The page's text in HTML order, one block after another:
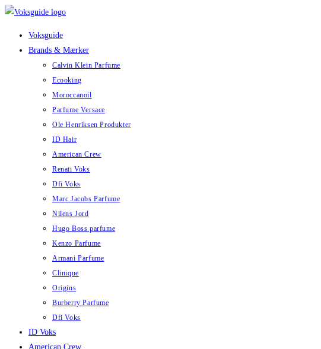
Skip
Voksguide
Brands & Mærker
Calvin Klein Parfume
Ecooking
Moroccanoil
Parfume Versace
Ole Henriksen Produkter
ID Hair
American Crew
Renati Voks
Dfi Voks
Marc Jacobs Parfume
Nilens Jord
Hugo Boss parfume
Kenzo Parfume
Armani Parfume
Clinique
Origins
Burberry Parfume
Dfi Voks
ID Voks
American Crew